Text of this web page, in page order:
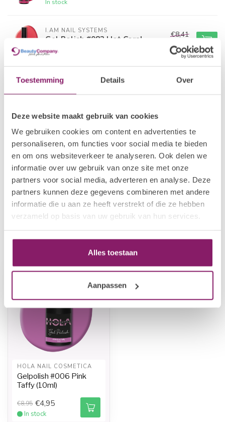
Toestemming Details Over
Deze website maakt gebruik van cookies
We gebruiken cookies om content en advertenties te
personaliseren, om functies voor social media te bieden
en om ons websiteverkeer te analyseren. Ook delen we
informatie over uw gebruik van onze site met onze
partners voor social media, adverteren en analyse. Deze
partners kunnen deze gegevens combineren met andere
informatie die u aan ze heeft verstrekt of die ze hebben
verzameld op basis van uw gebruik van hun services.
Alles toestaan
Aanpassen
I.AM NAIL SYSTEMS
Gel Polish #082 Hot Coral
In stock
€8,41
€6,73
I.AM NAIL SYSTEMS
Gel Polish #001 A'dam
€8,41
Gelpolish 25 Tropical Bird
In stock
€21,80
€15,26
I.AM COLLECTION BY BO.
Gel Polish #042 Reflecting
Pink
In stock
€12,50
€10,00
-45%
HOLA NAIL COSMETICA
Gelpolish #006 Pink
Taffy (10ml)
€8,95 €4,95
In stock